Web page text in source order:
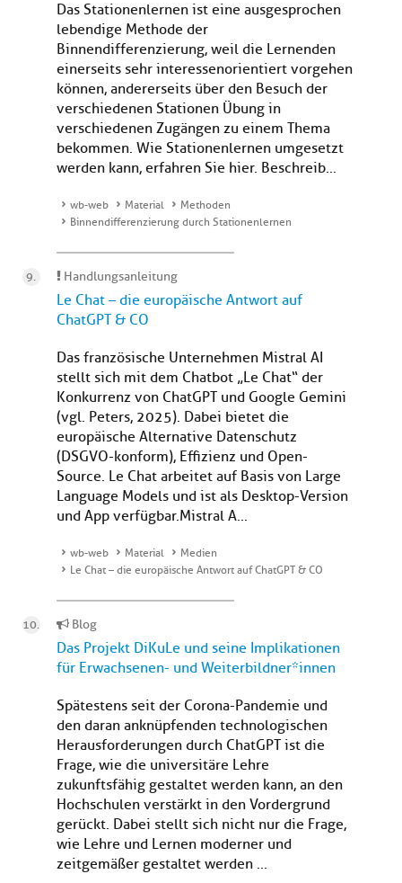
Das Stationenlernen ist eine ausgesprochen
lebendige Methode der
Binnendifferenzierung, weil die Lernenden
einerseits sehr interessenorientiert vorgehen
können, andererseits über den Besuch der
verschiedenen Stationen Übung in
verschiedenen Zugängen zu einem Thema
bekommen. Wie Stationenlernen umgesetzt
werden kann, erfahren Sie hier. Beschreib...
wb-web Material
Methoden
Binnendifferenzierung durch Stationenlernen
Handlungsanleitung
Le Chat – die europäische Antwort auf
ChatGPT & CO
Das französische Unternehmen Mistral AI
stellt sich mit dem Chatbot „Le Chat“ der
Konkurrenz von ChatGPT und Google Gemini
(vgl. Peters, 2025). Dabei bietet die
europäische Alternative Datenschutz
(DSGVO-konform), Effizienz und Open-
Source. Le Chat arbeitet auf Basis von Large
Language Models und ist als Desktop-Version
und App verfügbar.Mistral A...
wb-web Material
Medien
Le Chat – die europäische Antwort auf ChatGPT & CO
Blog
Das Projekt DiKuLe und seine Implikationen
für Erwachsenen- und Weiterbildner*innen
Spätestens seit der Corona-Pandemie und
den daran anknüpfenden technologischen
Herausforderungen durch ChatGPT ist die
Frage, wie die universitäre Lehre
zukunftsfähig gestaltet werden kann, an den
Hochschulen verstärkt in den Vordergrund
gerückt. Dabei stellt sich nicht nur die Frage,
wie Lehre und Lernen moderner und
zeitgemäßer gestaltet werden ...